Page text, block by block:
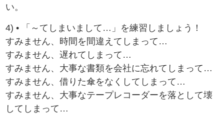
い。
4) • 「～てしまいまして…」を練習しましょう！
すみません、時間を間違えてしまって…
すみません、遅れてしまって…
すみません、大事な書類を会社に忘れてしまって…
すみません、借りた傘をなくしてしまって…
すみません、大事なテープレコーダーを落として壊
してしまって…